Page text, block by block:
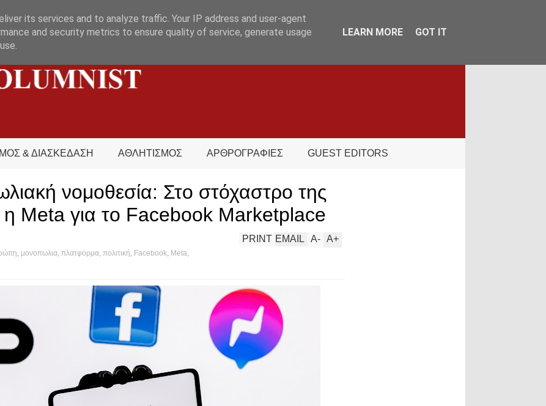
& ΔΙΑΣΚΕΔΑΣΗ ΑΘΛΗΤΙΣΜΟΣ ΑΡΘΡΟΓΡΑΦΙΕΣ GUEST EDITORS
νομοθεσία: Στο στόχαστρο της
Meta για το Facebook Marketplace
μονοπωλια πλατφορμα πολιτική Facebook Meta
A+
A-
EMAIL
PRINT
its services and to analyze traffic. Your IP address and user-agent
and security metrics to ensure quality of service, generate usage
LEARN MORE GOT IT